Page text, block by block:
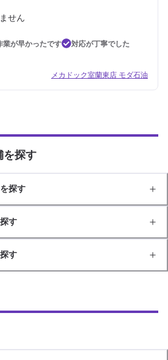
せん
業が早かったです 対応が丁寧でした
メカドック室蘭東店 モダ石油
を探す
探す
す
す